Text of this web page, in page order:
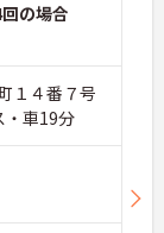
の場合
１４番７号
・車19分